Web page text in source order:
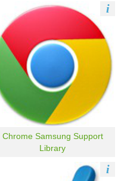
Chrome Samsung Support
Library
i
i